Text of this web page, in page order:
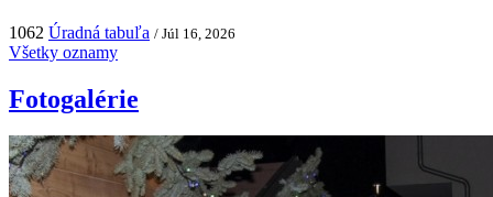
1062 Úradná tabuľa / Júl 16, 2026
Všetky oznamy
Fotogalérie